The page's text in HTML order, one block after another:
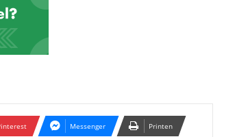
Messenger Printen